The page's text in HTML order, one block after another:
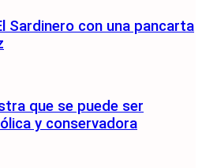
Sardinero con una pancarta
que se puede ser
y conservadora